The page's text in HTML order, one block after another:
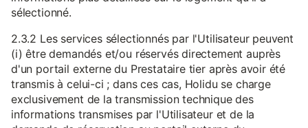
sélectionné.
2.3.2 Les services sélectionnés par l'Utilisateur peuvent
(i) être demandés et/ou réservés directement auprès
d'un portail externe du Prestataire tier après avoir été
transmis à celui-ci ; dans ces cas, Holidu se charge
exclusivement de la transmission technique des
informations transmises par l'Utilisateur et de la